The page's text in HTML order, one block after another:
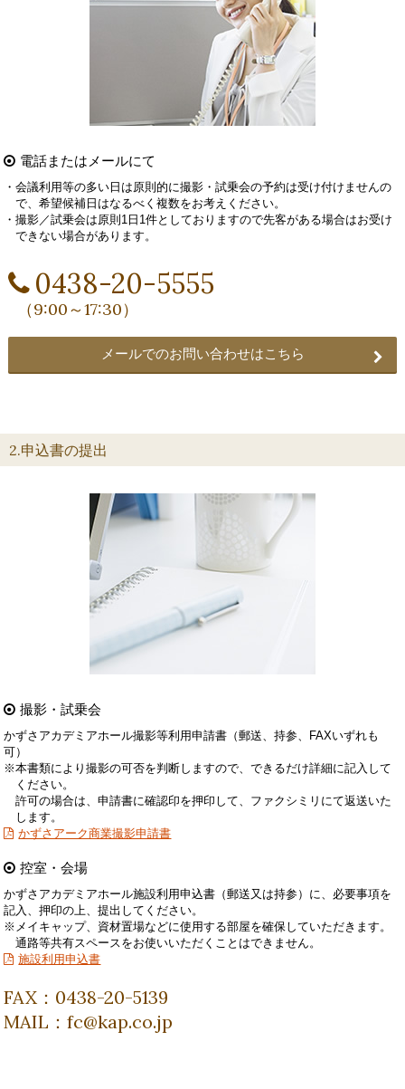
電話またはメールにて
・会議利用等の多い日は原則的に撮影・試乗会の予約は受け付けませんの
で、希望候補日はなるべく複数をお考えください。
・撮影／試乗会は原則1日1件としておりますので先客がある場合はお受け
できない場合があります。
0438-20-5555
（9:00～17:30）
メールでのお問い合わせはこちら
2.申込書の提出
撮影・試乗会
かずさアカデミアホール撮影等利用申請書（郵送、持参、FAXいずれも
可）
※本書類により撮影の可否を判断しますので、できるだけ詳細に記入して
ください。
許可の場合は、申請書に確認印を押印して、ファクシミリにて返送いた
します。
かずさアーク商業撮影申請書
控室・会場
かずさアカデミアホール施設利用申込書（郵送又は持参）に、必要事項を
記入、押印の上、提出してください。
※メイキャップ、資材置場などに使用する部屋を確保していただきます。
通路等共有スペースをお使いいただくことはできません。
施設利用申込書
FAX：0438-20-5139
MAIL：fc@kap.co.jp